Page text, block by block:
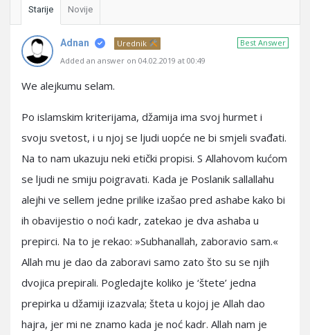
Starije Novije
Best Answer
Adnan
Urednik
Added an answer on 04.02.2019 at 00:49
We alejkumu selam.
Po islamskim kriterijama, džamija ima svoj hurmet i
svoju svetost, i u njoj se ljudi uopće ne bi smjeli svađati.
Na to nam ukazuju neki etički propisi. S Allahovom kućom
se ljudi ne smiju poigravati. Kada je Poslanik sallallahu
alejhi ve sellem jedne prilike izašao pred ashabe kako bi
ih obavijestio o noći kadr, zatekao je dva ashaba u
prepirci. Na to je rekao: »Subhanallah, zaboravio sam.«
Allah mu je dao da zaboravi samo zato što su se njih
dvojica prepirali. Pogledajte koliko je ‘štete’ jedna
prepirka u džamiji izazvala; šteta u kojoj je Allah dao
hajra, jer mi ne znamo kada je noć kadr. Allah nam je